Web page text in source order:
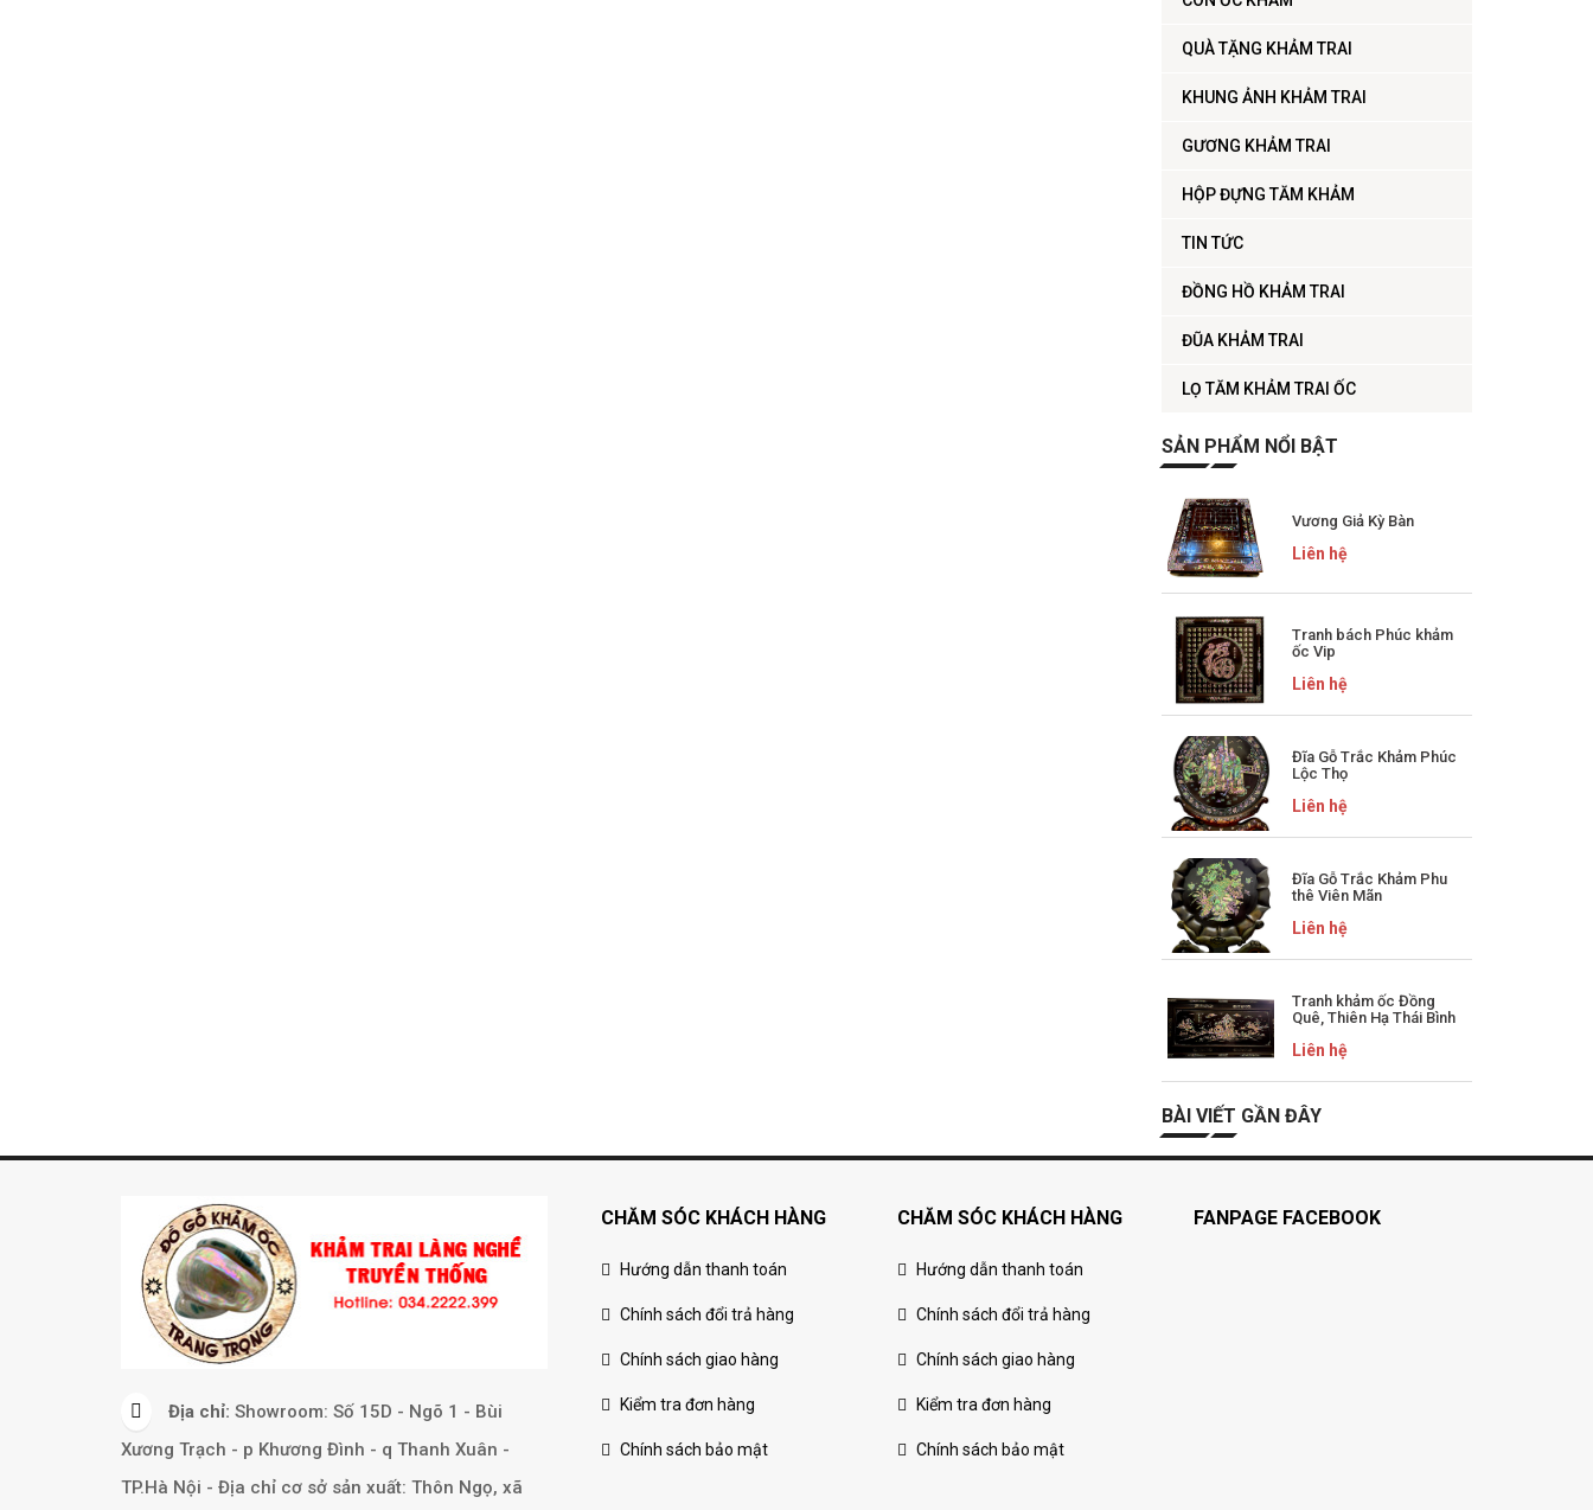
QUÀ TẶNG KHẢM TRAI
KHUNG ẢNH KHẢM TRAI
GƯƠNG KHẢM TRAI
HỘP ĐỰNG TĂM KHẢM
TIN TỨC
ĐỒNG HỒ KHẢM TRAI
ĐŨA KHẢM TRAI
LỌ TĂM KHẢM TRAI ỐC
SẢN PHẨM NỔI BẬT
Vương Giả Kỳ Bàn
Liên hệ
Tranh bách Phúc khảm
ốc Vip
Liên hệ
Đĩa Gỗ Trắc Khảm Phúc
Lộc Thọ
Liên hệ
Đĩa Gỗ Trắc Khảm Phu
thê Viên Mãn
Liên hệ
Tranh khảm ốc Đồng
Quê, Thiên Hạ Thái Bình
Liên hệ
BÀI VIẾT GẦN ĐÂY
Địa chỉ: Showroom: Số 15D - Ngõ 1 - Bùi
Xương Trạch - p Khương Đình - q Thanh Xuân -
TP.Hà Nội - Địa chỉ cơ sở sản xuất: Thôn Ngọ, xã
CHĂM SÓC KHÁCH HÀNG
Hướng dẫn thanh toán
Chính sách đổi trả hàng
Chính sách giao hàng
Kiểm tra đơn hàng
Chính sách bảo mật
CHĂM SÓC KHÁCH HÀNG
Hướng dẫn thanh toán
Chính sách đổi trả hàng
Chính sách giao hàng
Kiểm tra đơn hàng
Chính sách bảo mật
FANPAGE FACEBOOK